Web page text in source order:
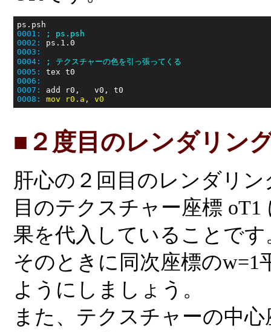
0001:
; ps.psh
0002:
0003:
0004:
; テクスチャーの色を引っ張ってくる
0005:
0006:
0007:
0008:
mov r0.a, v0
■２度目のレンダリン
肝心の２回目のレンダリ
目のテクスチャー座標
果を代入していることです
そのときに同次座標の
ようにしましょう。
また、テクスチャーの中